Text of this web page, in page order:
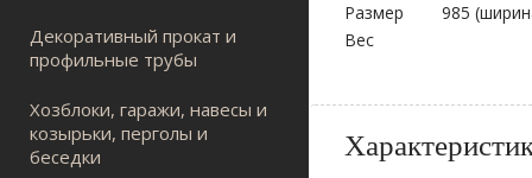
Декоративный прокат и
профильные трубы
Хозблоки, гаражи, навесы и
козырьки, перголы и
беседки
Размер
985
Вес